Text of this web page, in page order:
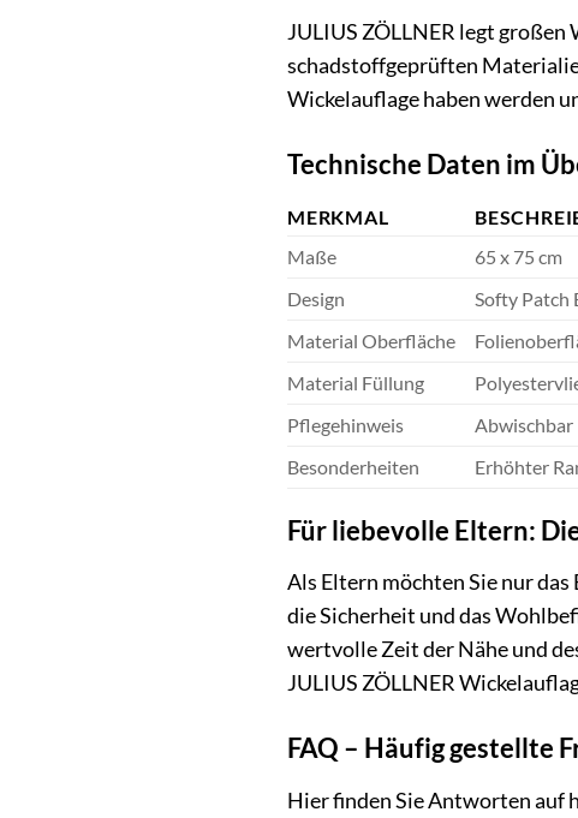
JULIUS ZÖLLNER legt
schadstoffgeprüften
Wickelauflage haben werden
Technische Daten im
MERKMAL
Maße
65 x 75 cm
Design
Softy Patch
Material Oberfläche
Material Füllung
Pflegehinweis
Abwischbar
Besonderheiten
Erhöhter
Für liebevolle Eltern:
Als Eltern möchten Sie nur
die Sicherheit und das
wertvolle Zeit der Nähe und
JULIUS ZÖLLNER
FAQ – Häufig gestellte
Hier finden Sie Antworten auf